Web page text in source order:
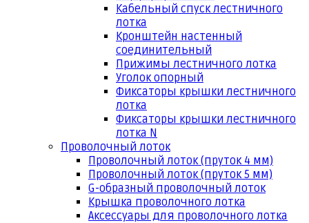
Кабельный спуск лестничного
лотка
Кронштейн настенный
соединительный
Прижимы лестничного лотка
Уголок опорный
Фиксаторы крышки лестничного
лотка
Фиксаторы крышки лестничного
лотка N
Проволочный лоток
Проволочный лоток (пруток 4 мм)
Проволочный лоток (пруток 5 мм)
G-образный проволочный лоток
Крышка проволочного лотка
Аксессуары для проволочного лотка